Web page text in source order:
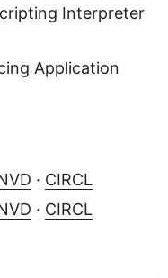
Interpreter
Application
· CIRCL
· CIRCL